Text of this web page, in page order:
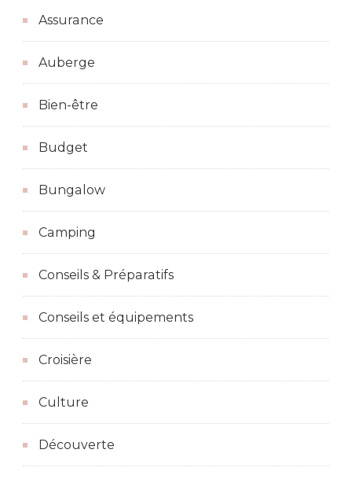
Assurance
Auberge
Bien-être
Budget
Bungalow
Camping
Conseils & Préparatifs
Conseils et équipements
Croisière
Culture
Découverte